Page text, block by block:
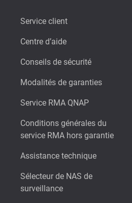
Service client
Centre d’aide
Conseils de sécurité
Modalités de garanties
Service RMA QNAP
Conditions générales du
service RMA hors garantie
Assistance technique
Sélecteur de NAS de
surveillance